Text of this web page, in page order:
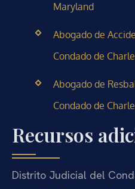
Maryland
Abogado de
Condado de
Abogado de
Condado de
Recursos
Distrito Judicial del